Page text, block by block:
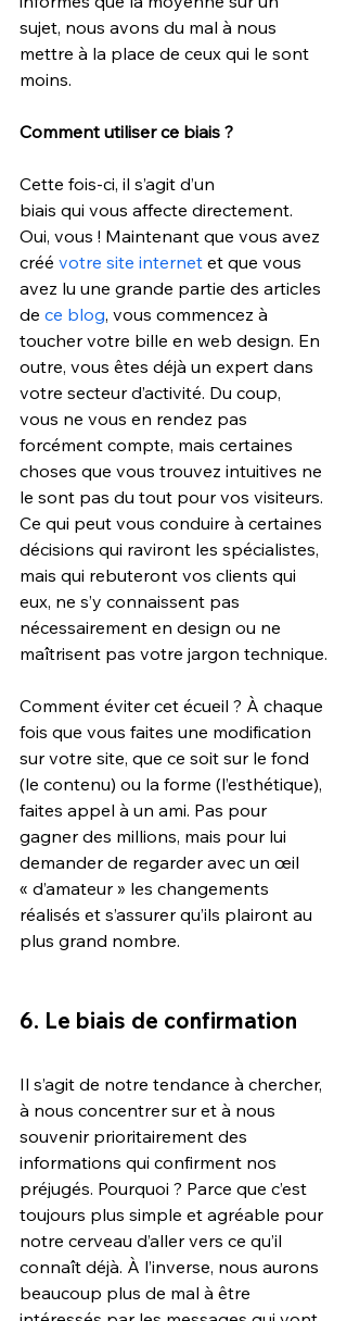
sujet, nous avons du mal à nous
mettre à la place de ceux qui le sont
moins.
Comment utiliser ce biais ?
Cette fois-ci, il s’agit d’un
biais qui vous affecte directement.
Oui, vous ! Maintenant que vous avez
créé votre site internet et que vous
avez lu une grande partie des articles
de ce blog, vous commencez à
toucher votre bille en web design. En
outre, vous êtes déjà un expert dans
votre secteur d’activité. Du coup,
vous ne vous en rendez pas
forcément compte, mais certaines
choses que vous trouvez intuitives ne
le sont pas du tout pour vos visiteurs.
Ce qui peut vous conduire à certaines
décisions qui raviront les spécialistes,
mais qui rebuteront vos clients qui
eux, ne s’y connaissent pas
nécessairement en design ou ne
maîtrisent pas votre jargon technique.
Comment éviter cet écueil ? À chaque
fois que vous faites une modification
sur votre site, que ce soit sur le fond
(le contenu) ou la forme (l’esthétique),
faites appel à un ami. Pas pour
gagner des millions, mais pour lui
demander de regarder avec un œil
« d’amateur » les changements
réalisés et s’assurer qu’ils plairont au
plus grand nombre.
6. Le biais de confirmation
Il s’agit de notre tendance à chercher,
à nous concentrer sur et à nous
souvenir prioritairement des
informations qui confirment nos
préjugés. Pourquoi ? Parce que c’est
toujours plus simple et agréable pour
notre cerveau d’aller vers ce qu’il
connaît déjà. À l’inverse, nous aurons
beaucoup plus de mal à être